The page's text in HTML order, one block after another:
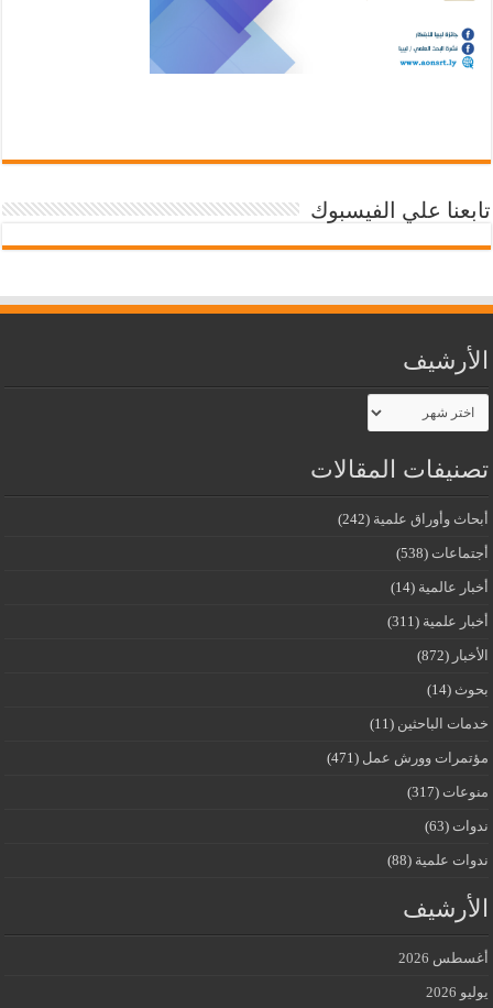
تابعنا علي الفيسبوك
الأرشيف
الأرشيف
تصنيفات المقالات
أبحاث وأوراق علمية (242)
أجتماعات (538)
أخبار عالمية (14)
أخبار علمية (311)
الأخبار (872)
بحوث (14)
خدمات الباحثين (11)
مؤتمرات وورش عمل (471)
منوعات (317)
ندوات (63)
ندوات علمية (88)
الأرشيف
أغسطس 2026
يوليو 2026